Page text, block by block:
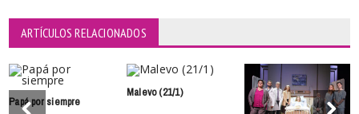
ARTÍCULOS RELACIONADOS
Papá por siempre
Malevo (21/1)